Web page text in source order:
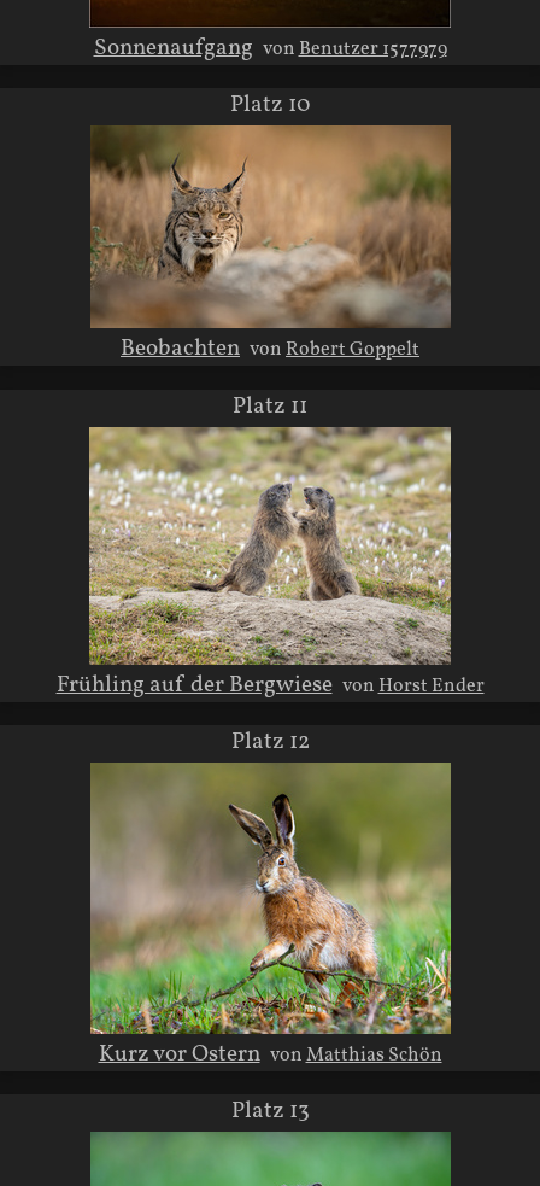
Sonnenaufgang vonBenutzer 1577979
Platz 10
Beobachten vonRobert Goppelt
Platz 11
Frühling auf der Bergwiese vonHorst Ender
Platz 12
Kurz vor Ostern vonMatthias Schön
Platz 13